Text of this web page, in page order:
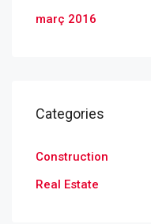
març 2016
Categories
Construction
Real Estate